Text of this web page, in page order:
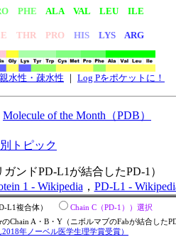
PHE
ALA VAL LEU ILE
THR PRO HIS LYS ARG
水性・疎水性 ｜ Log Pをポケットに！
Molecule of the Month（PDB）
別トピック
ガンドPD-L1が結合したPD-1）
1 - Wikipedia ， PD-L1 -
L1複合体）
Chain C（PD-1））選択
のChain A・B・Y（ニボルマブのFabが結合した
年ノーベル医学生理学賞受賞）